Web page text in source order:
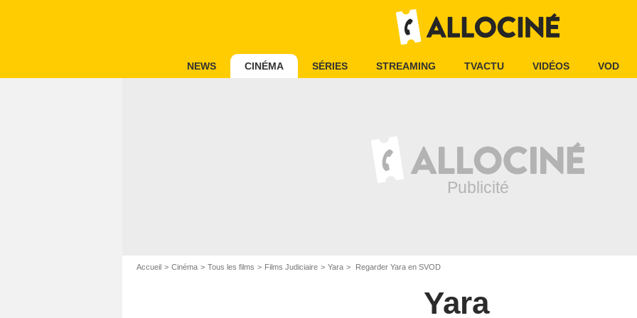
NEWS CINÉMA SÉRIES STREAMING TVACTU VIDÉOS VOD
Accueil Cinéma Tous les films Films Judiciaire Yara Regarder Yara en SVOD
Yara